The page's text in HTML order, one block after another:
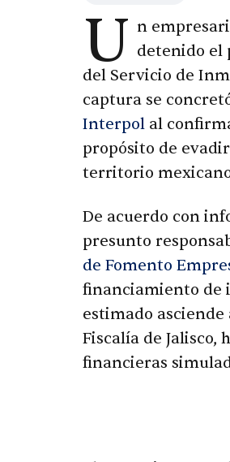
U n
detenido el
del Servicio de
captura se
Interpol al
propósito de
territorio
De acuerdo con
presunto
de Fomento
financiamiento de
estimado asciende
Fiscalía de
financieras